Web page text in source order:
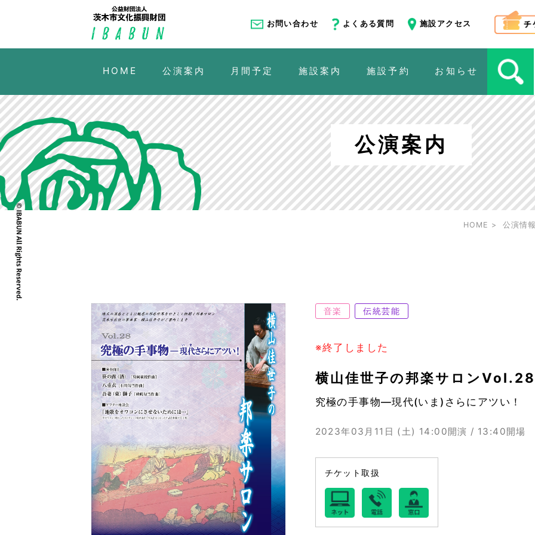
お問い合わせ よくある質問 施設アクセス
HOME 公演案内 月間予定 施設案内 施設予約 お知らせ
公演案内
HOME 公演情報
音楽 伝統芸能
※終了しました
横山佳世子の邦楽サロンVol.28
究極の手事物―現代(いま)さらにアツい！
2023年03月11日 (土) 14:00開演 / 13:40開場
チケット取扱